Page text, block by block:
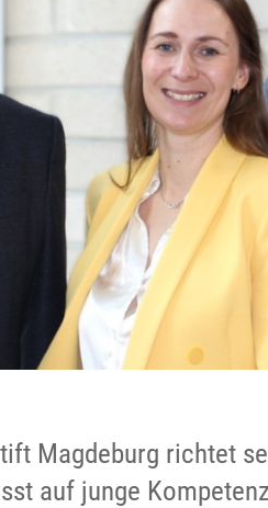
Magdeburg richtet
auf junge